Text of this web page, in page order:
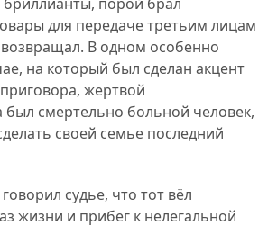
для передаче третьим лицам
возвращал. В одном особенно
на который был сделан акцент
жертвой
смертельно больной человек,
своей семье последний
судье, что тот вёл
жизни и прибег к нелегальной